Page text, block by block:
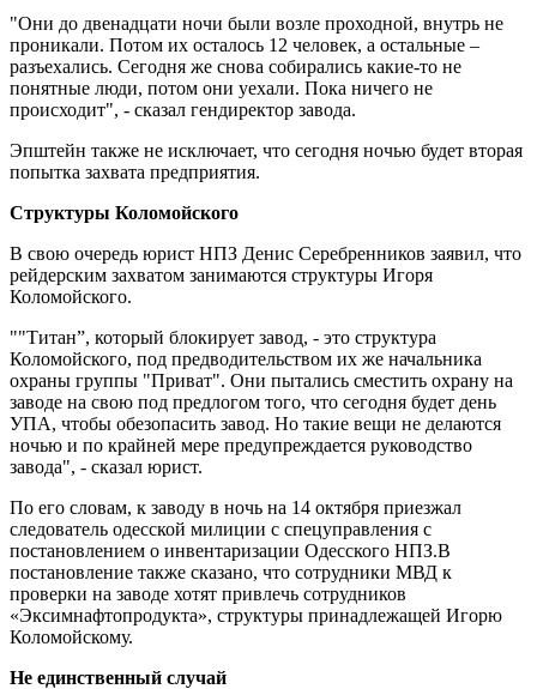
"Они до двенадцати ночи были возле проходной, внутрь не
проникали. Потом их осталось 12 человек, а остальные –
разъехались. Сегодня же снова собирались какие-то не
понятные люди, потом они уехали. Пока ничего не
происходит", - сказал гендиректор завода.
Эпштейн также не исключает, что сегодня ночью будет вторая
попытка захвата предприятия.
Структуры Коломойского
В свою очередь юрист НПЗ Денис Серебренников заявил, что
рейдерским захватом занимаются структуры Игоря
Коломойского.
""Титан”, который блокирует завод, - это структура
Коломойского, под предводительством их же начальника
охраны группы "Приват". Они пытались сместить охрану на
заводе на свою под предлогом того, что сегодня будет день
УПА, чтобы обезопасить завод. Но такие вещи не делаются
ночью и по крайней мере предупреждается руководство
завода", - сказал юрист.
По его словам, к заводу в ночь на 14 октября приезжал
следователь одесской милиции с спецуправления с
постановлением о инвентаризации Одесского НПЗ.В
постановление также сказано, что сотрудники МВД к
проверки на заводе хотят привлечь сотрудников
«Эксимнафтопродукта», структуры принадлежащей Игорю
Коломойскому.
Не единственный случай